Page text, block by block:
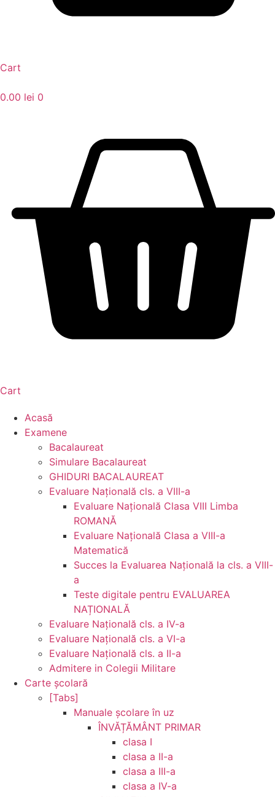
Cart
0.00 lei 0
Cart
Acasă
Examene
Bacalaureat
Simulare Bacalaureat
GHIDURI BACALAUREAT
Evaluare Naţională cls. a VIII-a
Evaluare Naţională Clasa VIII Limba
ROMANĂ
Evaluare Naţională Clasa a VIII-a
Matematică
Succes la Evaluarea Națională la cls. a VIII-
a
Teste digitale pentru EVALUAREA
NAȚIONALĂ
Evaluare Naţională cls. a IV-a
Evaluare Naţională cls. a VI-a
Evaluare Naţională cls. a II-a
Admitere in Colegii Militare
Carte şcolară
[Tabs]
Manuale şcolare în uz
ÎNVĂȚĂMÂNT PRIMAR
clasa I
clasa a II-a
clasa a III-a
clasa a IV-a